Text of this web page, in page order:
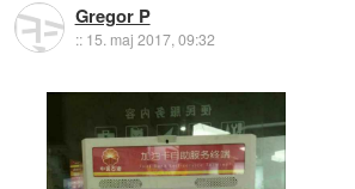
Gregor P
:: 15. maj 2017, 09:32